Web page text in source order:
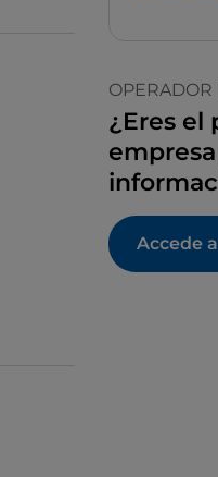
OPERADOR
¿Eres el
Accede